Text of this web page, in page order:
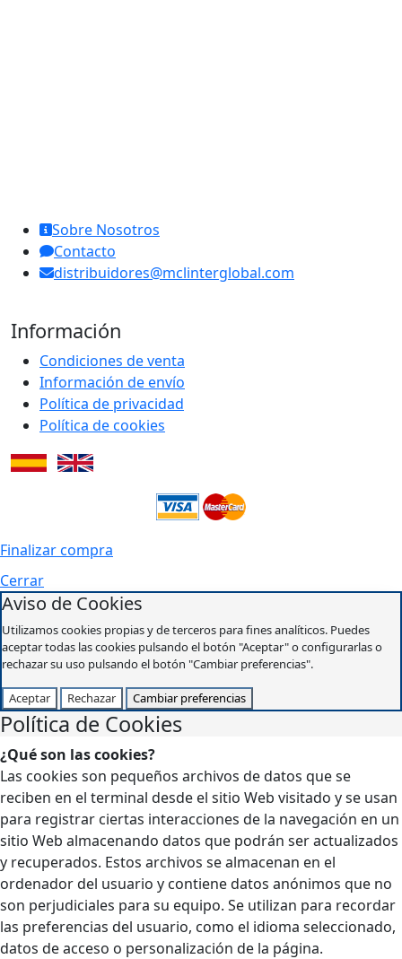
Sobre Nosotros
Contacto
distribuidores@mclinterglobal.com
Información
Condiciones de venta
Información de envío
Política de privacidad
Política de cookies
Finalizar compra
Cerrar
Aviso de Cookies
Utilizamos cookies propias y de terceros para fines analíticos. Puedes
aceptar todas las cookies pulsando el botón "Aceptar" o configurarlas o
rechazar su uso pulsando el botón "Cambiar preferencias".
Aceptar Rechazar Cambiar preferencias
Política de Cookies
¿Qué son las cookies?
Las cookies son pequeños archivos de datos que se
reciben en el terminal desde el sitio Web visitado y se usan
para registrar ciertas interacciones de la navegación en un
sitio Web almacenando datos que podrán ser actualizados
y recuperados. Estos archivos se almacenan en el
ordenador del usuario y contiene datos anónimos que no
son perjudiciales para su equipo. Se utilizan para recordar
las preferencias del usuario, como el idioma seleccionado,
datos de acceso o personalización de la página.